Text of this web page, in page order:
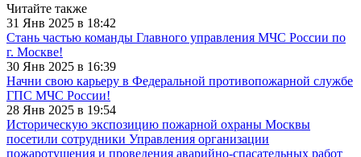
Читайте также
31 Янв 2025 в 18:42
Стань частью команды Главного управления МЧС России по
г. Москве!
30 Янв 2025 в 16:39
Начни свою карьеру в Федеральной противопожарной службе
ГПС МЧС России!
28 Янв 2025 в 19:54
Историческую экспозицию пожарной охраны Москвы
посетили сотрудники Управления организации
пожаротушения и проведения аварийно-спасательных работ